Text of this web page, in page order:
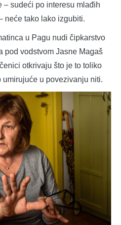
– sudeći po interesu mlađih
neće tako lako izgubiti.
u Pagu nudi čipkarstvo
pod vodstvom Jasne Magaš
otkrivaju što je to toliko
umirujuće u povezivanju niti.